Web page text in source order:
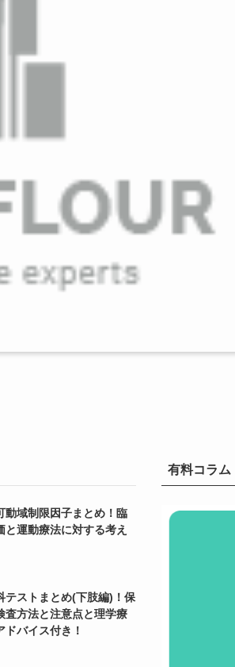
動域制限因子まとめ！臨
と運動療法に対する考え
テストまとめ(下肢編)！保
査方法と注意点と理学療
ドバイス付き！
有料コラム